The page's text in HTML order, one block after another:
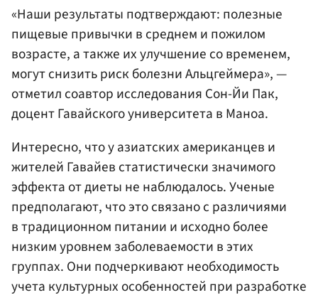
«Наши результаты подтверждают: полезные
пищевые привычки в среднем и пожилом
возрасте, а также их улучшение со временем,
могут снизить риск болезни Альцгеймера», —
отметил соавтор исследования Сон-Йи Пак,
доцент Гавайского университета в Маноа.
Интересно, что у азиатских американцев и
жителей Гавайев статистически значимого
эффекта от диеты не наблюдалось. Ученые
предполагают, что это связано с различиями
в традиционном питании и исходно более
низким уровнем заболеваемости в этих
группах. Они подчеркивают необходимость
учета культурных особенностей при разработке